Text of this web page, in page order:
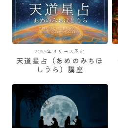
2025年リリース予定
天道星占（あめのみちほ
しうら）講座